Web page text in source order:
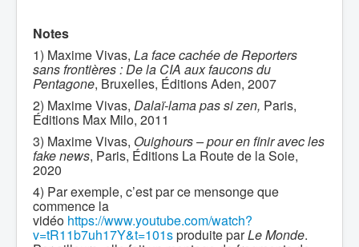
Notes
1) Maxime Vivas, La face cachée de Reporters
sans frontières : De la CIA aux faucons du
Pentagone, Bruxelles, Éditions Aden, 2007
2) Maxime Vivas, Dalaï-lama pas si zen, Paris,
Éditions Max Milo, 2011
3) Maxime Vivas, Ouighours – pour en finir avec les
fake news, Paris, Éditions La Route de la Soie,
2020
4) Par exemple, c’est par ce mensonge que
commence la
vidéo https://www.youtube.com/watch?
v=tR11b7uh17Y&t=101sproduite parLe Monde.